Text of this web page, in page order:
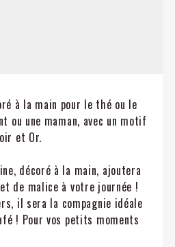
à la main pour le thé ou le
ou une maman, avec un motif
et Or.
décoré à la main, ajoutera
de malice à votre journée !
il sera la compagnie idéale
! Pour vos petits moments